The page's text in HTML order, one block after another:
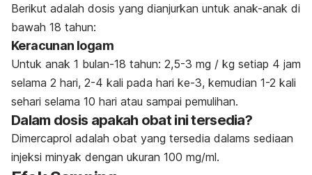
Berikut adalah dosis yang dianjurkan untuk anak-anak di
bawah 18 tahun:
Keracunan logam
Untuk anak 1 bulan-18 tahun: 2,5-3 mg / kg setiap 4 jam
selama 2 hari, 2-4 kali pada hari ke-3, kemudian 1-2 kali
sehari selama 10 hari atau sampai pemulihan.
Dalam dosis apakah obat ini tersedia?
Dimercaprol adalah obat yang tersedia dalams sediaan
injeksi minyak dengan ukuran 100 mg/ml.